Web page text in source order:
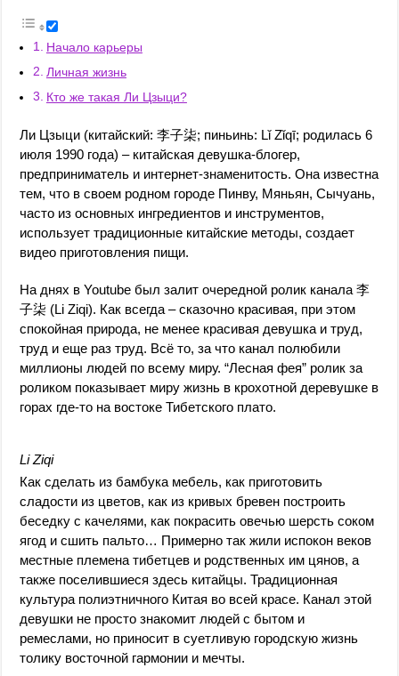
Начало карьеры
Личная жизнь
Кто же такая Ли Цзыци?
Ли Цзыци (китайский: 李子柒; пиньинь: Lǐ Zǐqī; родилась 6
июля 1990 года) – китайская девушка-блогер,
предприниматель и интернет-знаменитость. Она известна
тем, что в своем родном городе Пинву, Мяньян, Сычуань,
часто из основных ингредиентов и инструментов,
использует традиционные китайские методы, создает
видео приготовления пищи.
На днях в Youtube был залит очередной ролик канала 李
子柒 (Li Ziqi). Как всегда – сказочно красивая, при этом
спокойная природа, не менее красивая девушка и труд,
труд и еще раз труд. Всё то, за что канал полюбили
миллионы людей по всему миру. “Лесная фея” ролик за
роликом показывает миру жизнь в крохотной деревушке в
горах где-то на востоке Тибетского плато.
Li Ziqi
Как сделать из бамбука мебель, как приготовить
сладости из цветов, как из кривых бревен построить
беседку с качелями, как покрасить овечью шерсть соком
ягод и сшить пальто… Примерно так жили испокон веков
местные племена тибетцев и родственных им цянов, а
также поселившиеся здесь китайцы. Традиционная
культура полиэтничного Китая во всей красе. Канал этой
девушки не просто знакомит людей с бытом и
ремеслами, но приносит в суетливую городскую жизнь
толику восточной гармонии и мечты.